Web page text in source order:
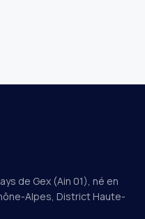
de Gex (Ain 01), né en
Alpes, District Haute-